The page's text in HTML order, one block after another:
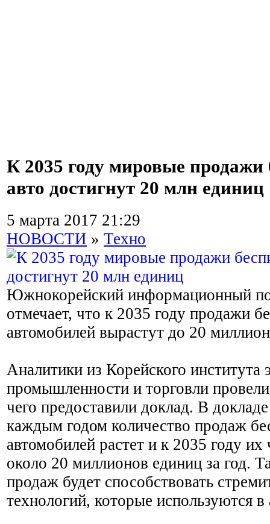
К 2035 году мировые продажи
авто достигнут 20 млн единиц
5 марта 2017 21:29
НОВОСТИ » Техно
Южнокорейский информационный
отмечает, что к 2035 году продажи
автомобилей вырастут до 20
Аналитики из Корейского института
промышленности и торговли
чего предоставили доклад. В
каждым годом количество продаж
автомобилей растет и к 2035 году их
около 20 миллионов единиц за год.
продаж будет способствовать
технологий, которые используются